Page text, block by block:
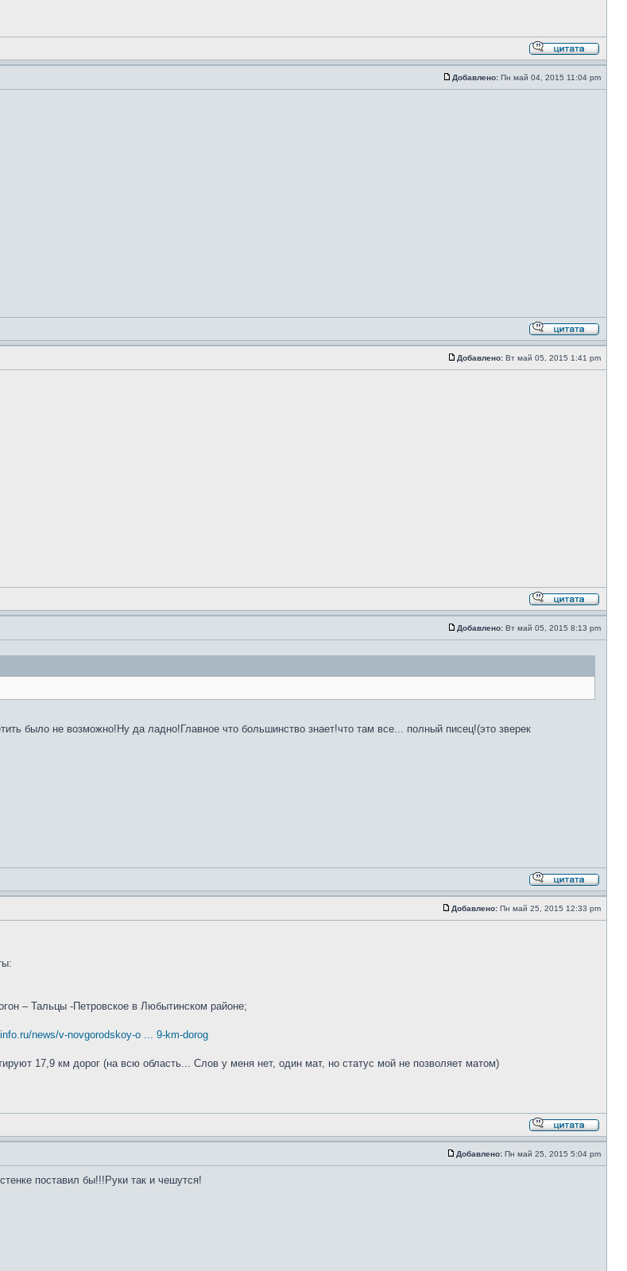
Добавлено: Пн май 04, 2015 11:04 pm
Добавлено: Вт май 05, 2015 1:41 pm
Добавлено: Вт май 05, 2015 8:13 pm
было не возможно!Ну да ладно!Главное что большинство знает!что там все... полный писец!(это зверек
Добавлено: Пн май 25, 2015 12:33 pm
– Тальцы -Петровское в Любытинском районе;
news/v-novgorodskoy-o ... 9-km-dorog
17,9 км дорог (на всю область... Слов у меня нет, один мат, но статус мой не позволяет матом)
Добавлено: Пн май 25, 2015 5:04 pm
поставил бы!!!Руки так и чешутся!